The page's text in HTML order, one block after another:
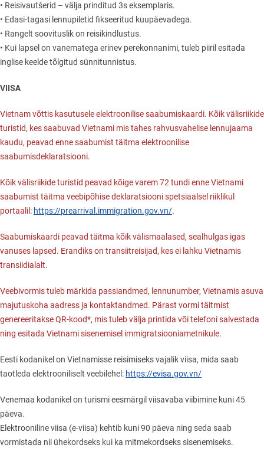
• Reisivautšerid – välja prinditud 3s eksemplaris.
• Edasi-tagasi lennupiletid fikseeritud kuupäevadega.
• Rangelt soovituslik on reisikindlustus.
• Kui lapsel on vanematega erinev perekonnanimi, tuleb piiril esitada
inglise keelde tõlgitud sünnitunnistus.
VIISA
Vietnam võttis kasutusele elektroonilise saabumiskaardi. Kõik välisriikide
turistid, kes saabuvad Vietnami mis tahes rahvusvahelise lennujaama
kaudu, peavad enne saabumist täitma elektroonilise
saabumisdeklaratsiooni.
Kõik välisriikide turistid peavad kõige varem 72 tundi enne Vietnami
saabumist täitma veebipõhise deklaratsiooni spetsiaalsel riiklikul
portaalil: https://prearrival.immigration.gov.vn/.
Saabumiskaardi peavad täitma kõik välismaalased, sealhulgas igas
vanuses lapsed. Erandiks on transiitreisijad, kes ei lahku Vietnamis
transiidialalt.
Veebivormis tuleb märkida passiandmed, lennunumber, Vietnamis asuva
majutuskoha aadress ja kontaktandmed. Pärast vormi täitmist
genereeritakse QR-kood*, mis tuleb välja printida või telefoni salvestada
ning esitada Vietnami sisenemisel immigratsiooniametnikule.
Eesti kodanikel on Vietnamisse reisimiseks vajalik viisa, mida saab
taotleda elektrooniliselt veebilehel: https://evisa.gov.vn/
Venemaa kodanikel on turismi eesmärgil viisavaba viibimine kuni 45
päeva.
Elektrooniline viisa (e-viisa) kehtib kuni 90 päeva ning seda saab
vormistada nii ühekordseks kui ka mitmekordseks sisenemiseks.